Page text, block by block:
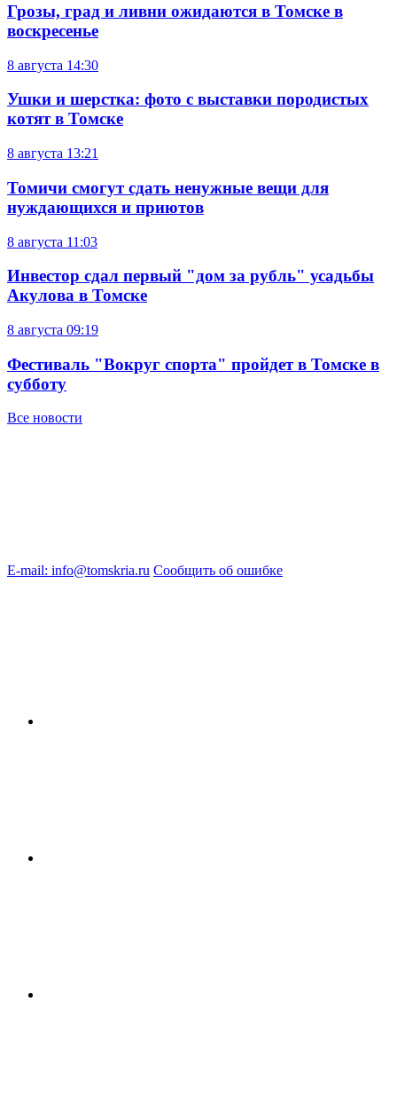
Грозы, град и ливни ожидаются в Томске в
воскресенье
8 августа 14:30
Ушки и шерстка: фото с выставки породистых
котят в Томске
8 августа 13:21
Томичи смогут сдать ненужные вещи для
нуждающихся и приютов
8 августа 11:03
Инвестор сдал первый "дом за рубль" усадьбы
Акулова в Томске
8 августа 09:19
Фестиваль "Вокруг спорта" пройдет в Томске в
субботу
Все новости
E-mail: info@tomskria.ru Сообщить об ошибке